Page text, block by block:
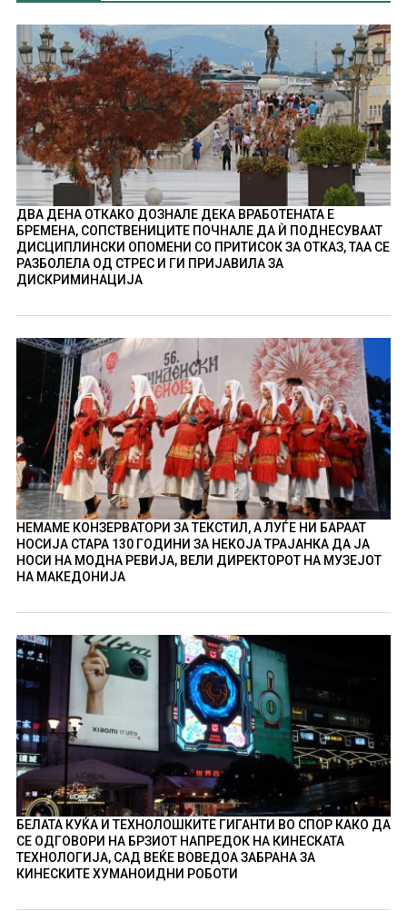
ДВА ДЕНА ОТКАКО ДОЗНАЛЕ ДЕКА ВРАБОТЕНАТА Е
БРЕМЕНА, СОПСТВЕНИЦИТЕ ПОЧНАЛЕ ДА Ѝ ПОДНЕСУВААТ
ДИСЦИПЛИНСКИ ОПОМЕНИ СО ПРИТИСОК ЗА ОТКАЗ, ТАА СЕ
РАЗБОЛЕЛА ОД СТРЕС И ГИ ПРИЈАВИЛА ЗА
ДИСКРИМИНАЦИЈА
НЕМАМЕ КОНЗЕРВАТОРИ ЗА ТЕКСТИЛ, А ЛУЃЕ НИ БАРААТ
НОСИЈА СТАРА 130 ГОДИНИ ЗА НЕКОЈА ТРАЈАНКА ДА ЈА
НОСИ НА МОДНА РЕВИЈА, ВЕЛИ ДИРЕКТОРОТ НА МУЗЕЈОТ
НА МАКЕДОНИЈА
БЕЛАТА КУЌА И ТЕХНОЛОШКИТЕ ГИГАНТИ ВО СПОР КАКО ДА
СЕ ОДГОВОРИ НА БРЗИОТ НАПРЕДОК НА КИНЕСКАТА
ТЕХНОЛОГИЈА, САД ВЕЌЕ ВОВЕДОА ЗАБРАНА ЗА
КИНЕСКИТЕ ХУМАНОИДНИ РОБОТИ